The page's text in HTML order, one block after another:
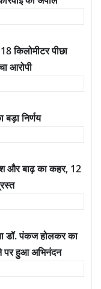
किलोमीटर पीछा
आरोपी
निर्णय
और बाढ़ का कहर, 12
डॉ. पंकज होलकर का
पर हुआ अभिनंदन